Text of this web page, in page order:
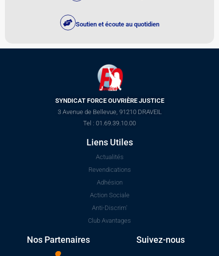
Soutien et écoute au quotidien
SYNDICAT FORCE OUVRIÈRE JUSTICE
3 Avenue de Bellevue, 91210 DRAVEIL
Tel : 01.69.39.10.00
Liens Utiles
Actualités
Revendications
Adhésion
Action Sociale
Anti-Discrim'
Club Avantages
Nos Partenaires Suivez-nous